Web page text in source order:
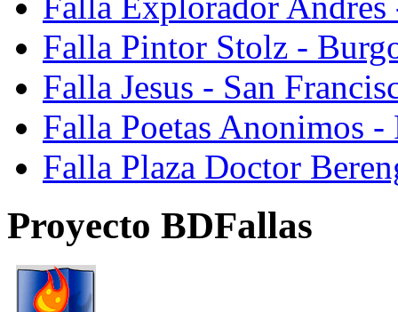
Falla Pintor Stolz -
Falla Jesus - San
Falla Poetas Anonimos
Falla Plaza Doctor
Proyecto BDFallas